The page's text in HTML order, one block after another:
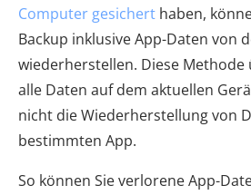
Computer gesichert haben,
Backup inklusive App-Daten von
wiederherstellen. Diese
alle Daten auf dem aktuellen
nicht die Wiederherstellung von
bestimmten App.
So können Sie verlorene App-